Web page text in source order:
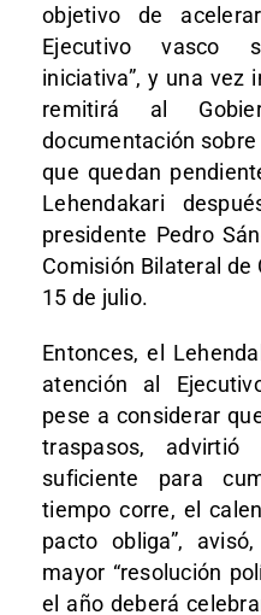
objetivo de
Ejecutivo vasco
iniciativa”, y una vez
remitirá al
documentación
que quedan
Lehendakari
presidente Pedro
Comisión Bilateral de
15 de julio.
Entonces, el
atención al
pese a considerar
traspasos,
suficiente para
tiempo corre, el
pacto obliga”,
mayor “resolución
el año deberá